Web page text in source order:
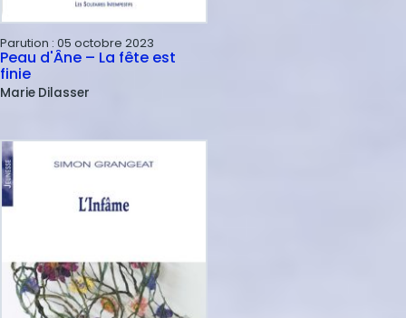
Parution : 05 octobre 2023
Peau d'Âne – La fête est
finie
Marie Dilasser